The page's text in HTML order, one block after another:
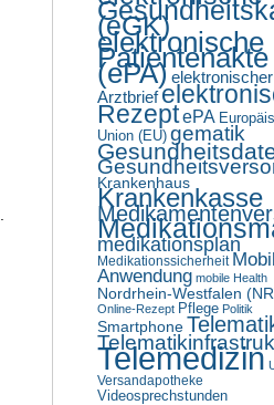
(eGK)
elektronische
Patientenakte
(ePA) elektronischer
Arztbrief
RezeptePA
Union (EU) gematik
Krankenhaus
Krankenkasse
medikationsplan
Medikationssicherheit
Anwendung mobile Health
Nordrhein-Westfalen
Online-Rezept Pflege Politik
Smartphone
Telemedizin
Versandapotheke
Videosprechstunden